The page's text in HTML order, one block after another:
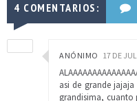
4 COMENTARIOS:
ANÓNIMO 17 DE
asi de grande
grandisima, cuanto